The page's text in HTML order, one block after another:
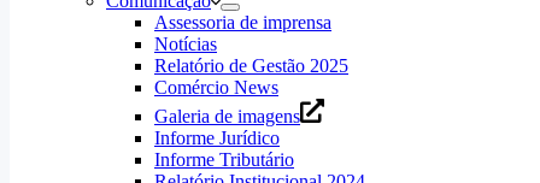
Assessoria de imprensa
Notícias
Relatório de Gestão 2025
Comércio News
Galeria de imagens
Informe Jurídico
Informe Tributário